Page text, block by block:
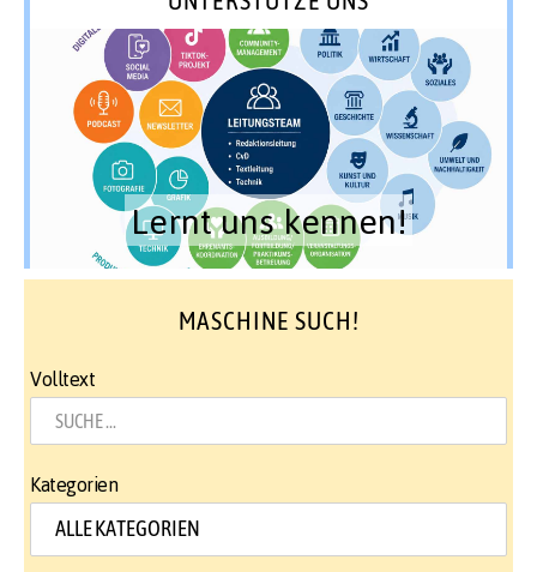
Lernt uns kennen!
MASCHINE SUCH!
Volltext
Kategorien